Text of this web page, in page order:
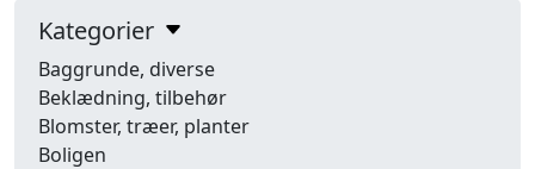
Kategorier
Baggrunde, diverse
Beklædning, tilbehør
Blomster, træer, planter
Boligen